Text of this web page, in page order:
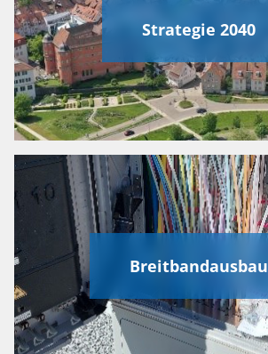
Strategie 2040
Breitbandausbau